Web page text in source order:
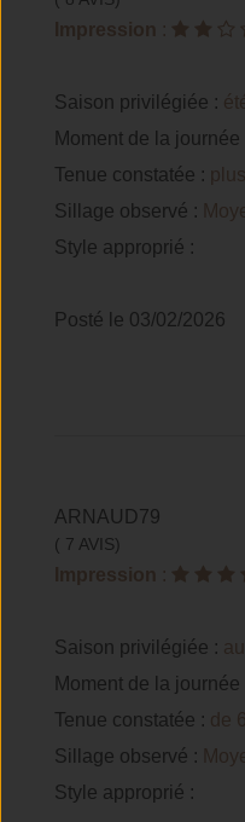
Impression :
Saison privilégiée :
Moment de la
Tenue constatée :
Sillage observé :
Style approprié :
Posté le 03/02/2026
ARNAUD79
( 7 AVIS)
Impression :
Saison privilégiée :
Moment de la
Tenue constatée : de
Sillage observé :
Style approprié :